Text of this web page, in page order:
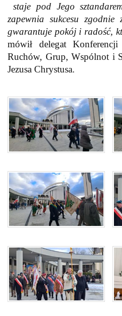
staje pod Jego
zapewnia sukcesu
gwarantuje pokój i radość,
mówił delegat
Ruchów, Grup, Wspólnot i
Jezusa Chrystusa.